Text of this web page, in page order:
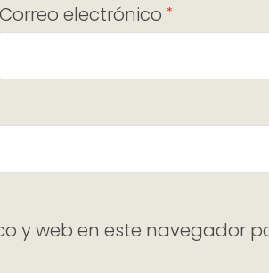
Correo electrónico *
y web en este navegador